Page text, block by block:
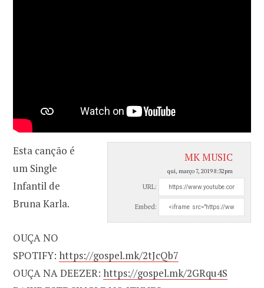
MK MUSIC
qui, março 7, 2019 8:32pm
URL:
Embed:
Esta canção é
um Single
Infantil de
Bruna Karla.
OUÇA NO
SPOTIFY: https://gospel.mk/2tJcQb7
OUÇA NA DEEZER: https://gospel.mk/2GRqu4S